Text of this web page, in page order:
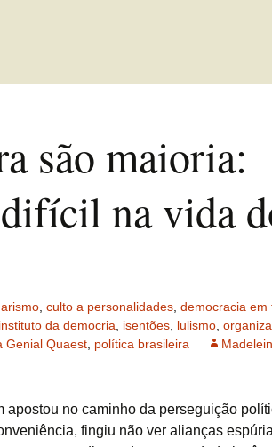
são maioria:
na vida
culto a personalidades democracia em
instituto da democria isentões lulismo
Genial Quaest política brasileira
apostou no caminho da perseguição
fingiu não ver alianças